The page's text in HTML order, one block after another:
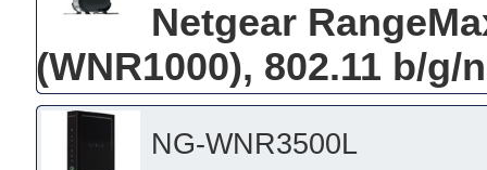
Netgear
(WNR1000), 802.11 b/
NG-WNR3500L